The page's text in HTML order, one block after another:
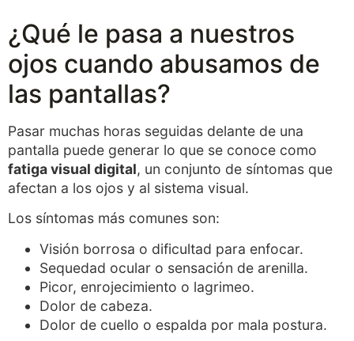
¿Qué le pasa a nuestros
ojos cuando abusamos de
las pantallas?
Pasar muchas horas seguidas delante de una
pantalla puede generar lo que se conoce como
fatiga visual digital, un conjunto de síntomas que
afectan a los ojos y al sistema visual.
Los síntomas más comunes son:
Visión borrosa o dificultad para enfocar.
Sequedad ocular o sensación de arenilla.
Picor, enrojecimiento o lagrimeo.
Dolor de cabeza.
Dolor de cuello o espalda por mala postura.